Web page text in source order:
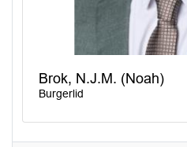
Brok, N.J.M. (Noah)
Burgerlid